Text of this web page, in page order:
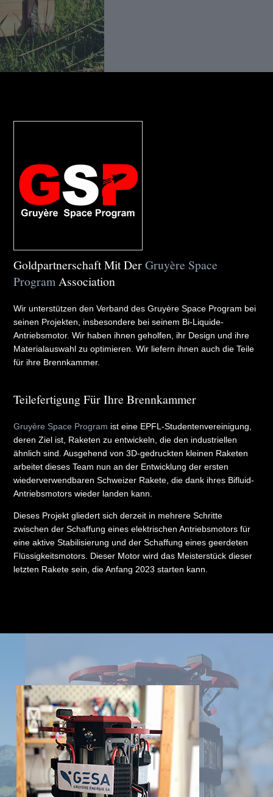
Goldpartnerschaft Mit DerGruyère Space
ProgramAssociation
Wir unterstützen den Verband des Gruyère Space Program bei
seinen Projekten, insbesondere bei seinem Bi-Liquide-
Antriebsmotor. Wir haben ihnen geholfen, ihr Design und ihre
Materialauswahl zu optimieren. Wir liefern ihnen auch die Teile
für ihre Brennkammer.
Teilefertigung Für Ihre Brennkammer
Gruyère Space Program ist eine EPFL-Studentenvereinigung,
deren Ziel ist, Raketen zu entwickeln, die den industriellen
ähnlich sind. Ausgehend von 3D-gedruckten kleinen Raketen
arbeitet dieses Team nun an der Entwicklung der ersten
wiederverwendbaren Schweizer Rakete, die dank ihres Bifluid-
Antriebsmotors wieder landen kann.
Dieses Projekt gliedert sich derzeit in mehrere Schritte
zwischen der Schaffung eines elektrischen Antriebsmotors für
eine aktive Stabilisierung und der Schaffung eines geerdeten
Flüssigkeitsmotors. Dieser Motor wird das Meisterstück dieser
letzten Rakete sein, die Anfang 2023 starten kann.